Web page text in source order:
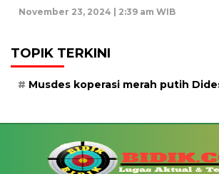
November 23, 2024 | 2:39 am WIB
TOPIK TERKINI
Musdes koperasi merah putih